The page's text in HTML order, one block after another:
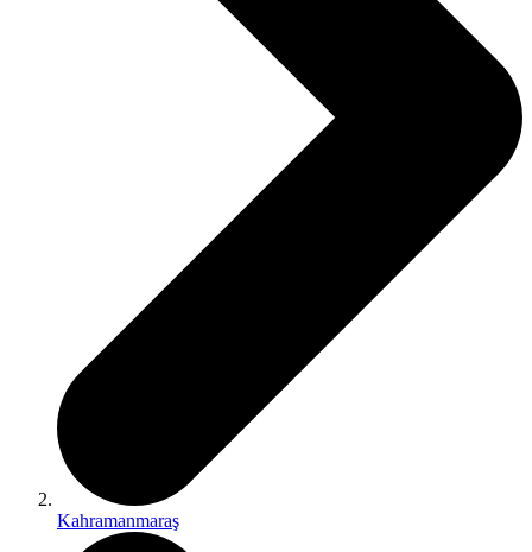
Kahramanmaraş